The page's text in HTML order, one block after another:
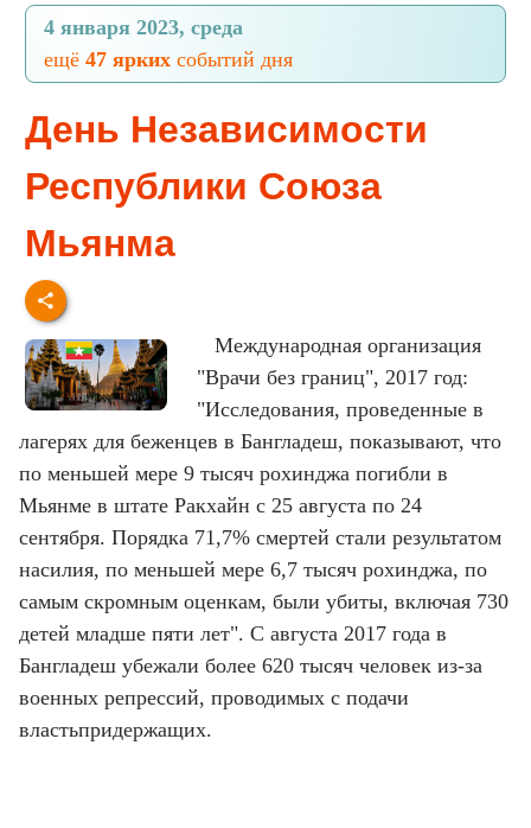
4 января 2023, среда
ещё 47 ярких событий дня
День Независимости
Республики Союза
Мьянма
Международная организация
"Врачи без границ", 2017 год:
"Исследования, проведенные в
лагерях для беженцев в Бангладеш, показывают, что
по меньшей мере 9 тысяч рохинджа погибли в
Мьянме в штате Ракхайн с 25 августа по 24
сентября. Порядка 71,7% смертей стали результатом
насилия, по меньшей мере 6,7 тысяч рохинджа, по
самым скромным оценкам, были убиты, включая 730
детей младше пяти лет". С августа 2017 года в
Бангладеш убежали более 620 тысяч человек из-за
военных репрессий, проводимых с подачи
властьпридержащих.